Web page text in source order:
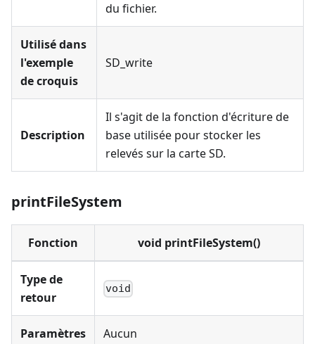
du fichier.
Utilisé dans
l'exemple
de croquis
SD_write
Description
Il s'agit de la fonction d'écriture de
base utilisée pour stocker les
relevés sur la carte SD.
printFileSystem
Fonction void printFileSystem()
Type de
retour
void
Paramètres Aucun